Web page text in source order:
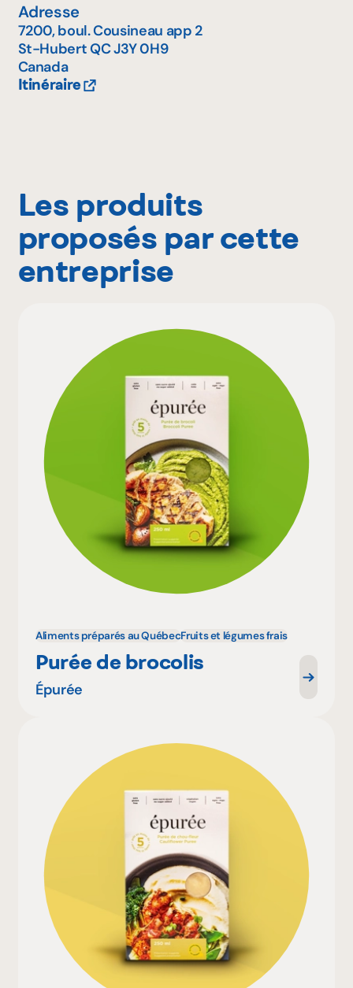
Adresse
7200, boul. Cousineau app 2
St-HubertQCJ3Y 0H9
Canada
Itinéraire
Les produits
proposés par cette
entreprise
Aliments préparés au QuébecFruits et légumes frais
Purée de brocolis
Épurée